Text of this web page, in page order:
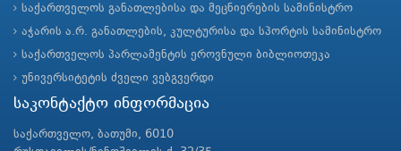
საქართველოს განათლებისა და მეცნიერების სამინისტრო
აჭარის ა.რ. განათლების, კულტურისა და სპორტის სამინისტრო
საქართველოს პარლამენტის ეროვნული ბიბლიოთეკა
უნივერსიტეტის ძველი ვებგვერდი
საკონტაქტო ინფორმაცია
საქართველო, ბათუმი, 6010